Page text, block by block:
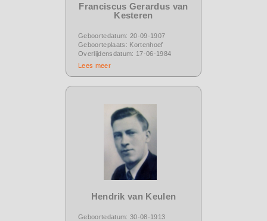
Franciscus Gerardus van
Kesteren
Geboortedatum: 20-09-1907
Geboorteplaats: Kortenhoef
Overlijdensdatum: 17-06-1984
Lees meer
Hendrik van Keulen
Geboortedatum: 30-08-1913